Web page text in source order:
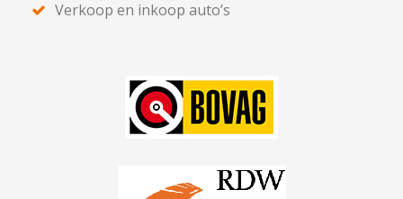
Verkoop en inkoop auto’s